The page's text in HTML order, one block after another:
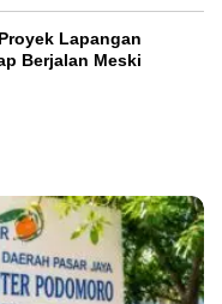
Lapangan
Berjalan Meski